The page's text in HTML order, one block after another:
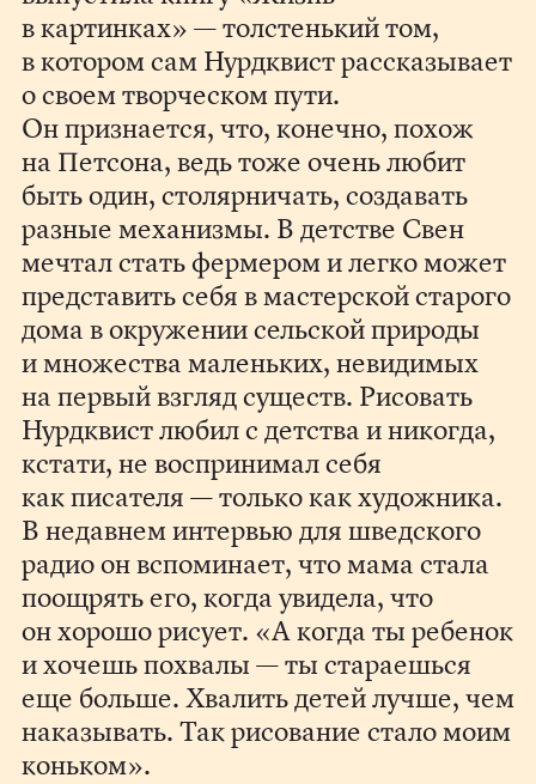
в картинках» — толстенький том,
в котором сам Нурдквист рассказывает
о своем творческом пути.
Он признается, что, конечно, похож
на Петсона, ведь тоже очень любит
быть один, столярничать, создавать
разные механизмы. В детстве Свен
мечтал стать фермером и легко может
представить себя в мастерской старого
дома в окружении сельской природы
и множества маленьких, невидимых
на первый взгляд существ. Рисовать
Нурдквист любил с детства и никогда,
кстати, не воспринимал себя
как писателя — только как художника.
В недавнем интервью для шведского
радио он вспоминает, что мама стала
поощрять его, когда увидела, что
он хорошо рисует. «А когда ты ребенок
и хочешь похвалы — ты стараешься
еще больше. Хвалить детей лучше, чем
наказывать. Так рисование стало моим
коньком».